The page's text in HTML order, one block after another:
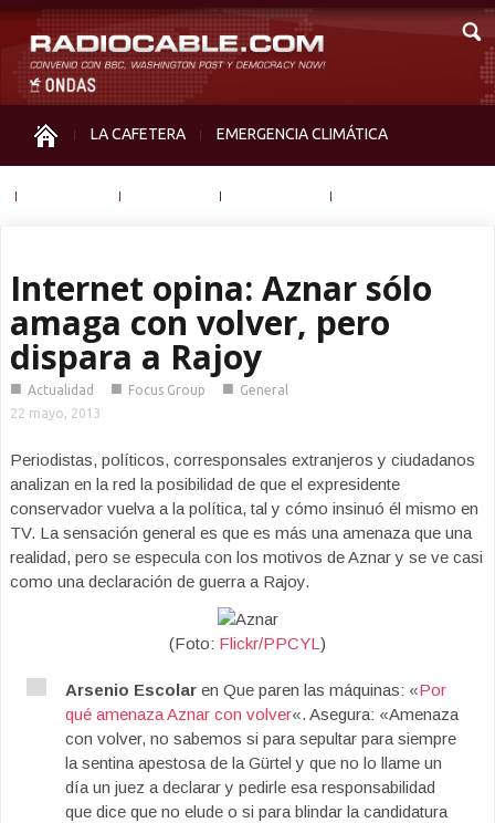
LA CAFETERA EMERGENCIA CLIMÁTICA
Internet opina: Aznar sólo
amaga con volver, pero
dispara a Rajoy
■ Actualidad ■ Focus Group ■ General
22 mayo, 2013
Periodistas, políticos, corresponsales extranjeros y ciudadanos
analizan en la red la posibilidad de que el expresidente
conservador vuelva a la política, tal y cómo insinuó él mismo en
TV. La sensación general es que es más una amenaza que una
realidad, pero se especula con los motivos de Aznar y se ve casi
como una declaración de guerra a Rajoy.
(Foto: Flickr/PPCYL )
Arsenio Escolar en Que paren las máquinas: «Por
qué amenaza Aznar con volver«. Asegura: «Amenaza
con volver, no sabemos si para sepultar para siempre
la sentina apestosa de la Gürtel y que no lo llame un
día un juez a declarar y pedirle esa responsabilidad
que dice que no elude o si para blindar la candidatura